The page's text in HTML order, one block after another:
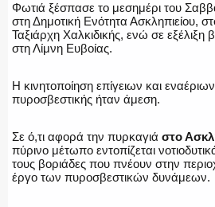
ΛΙΜΕΝΙΚΟ
Φωτιά ξέσπασε το μεσημέρι του
στη Δημοτική Ενότητα Ασκληπιείου,
Ταξιάρχη Χαλκιδικής, ενώ σε εξέλιξη
στη Λίμνη Ευβοίας.
Η κινητοποίηση επίγειων και
πυροσβεστικής ήταν άμεση.
Σε ό,τι αφορά την πυρκαγιά στο
πύρινο μέτωπο εντοπίζεται
τους βοριάδες που πνέουν στην
έργο των πυροσβεστικών δυνάμεων.